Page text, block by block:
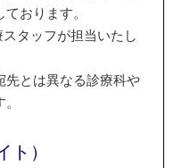
おります。
タッフが担当いたし
先とは異なる診療科や
ト）